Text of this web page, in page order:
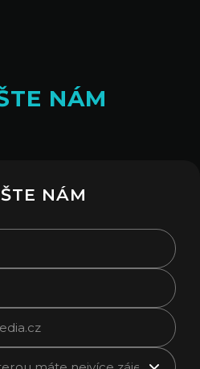
NÁM
NÁM